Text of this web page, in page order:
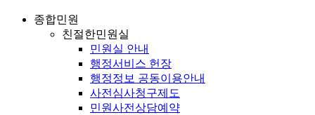
종합민원
친절한민원실
민원실 안내
행정서비스 헌장
행정정보 공동이용안내
사전심사청구제도
민원사전상담예약